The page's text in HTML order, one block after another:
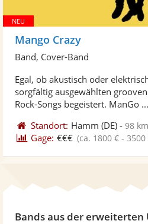
Mango Crazy
Band, Cover-Band
Egal, ob akustisch oder
sorgfältig ausgewählten
Rock-Songs begeistert. ManGo ...
Standort: Hamm (DE) -98
Gage: €€€ (ca. 1800 € -
Bands aus der erweiterten